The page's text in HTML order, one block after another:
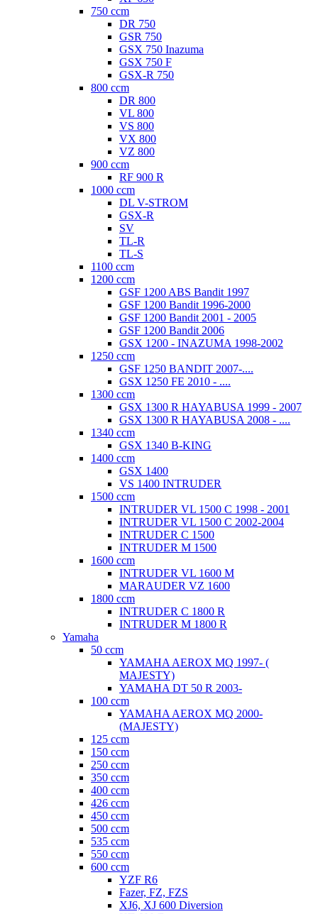
750 ccm
DR 750
GSR 750
GSX 750 Inazuma
GSX 750 F
GSX-R 750
800 ccm
DR 800
VL 800
VS 800
VX 800
VZ 800
900 ccm
RF 900 R
1000 ccm
DL V-STROM
GSX-R
SV
TL-R
TL-S
1100 ccm
1200 ccm
GSF 1200 ABS Bandit 1997
GSF 1200 Bandit 1996-2000
GSF 1200 Bandit 2001 - 2005
GSF 1200 Bandit 2006
GSX 1200 - INAZUMA 1998-2002
1250 ccm
GSF 1250 BANDIT 2007-....
GSX 1250 FE 2010 - ....
1300 ccm
GSX 1300 R HAYABUSA 1999 - 2007
GSX 1300 R HAYABUSA 2008 - ....
1340 ccm
GSX 1340 B-KING
1400 ccm
GSX 1400
VS 1400 INTRUDER
1500 ccm
INTRUDER VL 1500 C 1998 - 2001
INTRUDER VL 1500 C 2002-2004
INTRUDER C 1500
INTRUDER M 1500
1600 ccm
INTRUDER VL 1600 M
MARAUDER VZ 1600
1800 ccm
INTRUDER C 1800 R
INTRUDER M 1800 R
Yamaha
50 ccm
YAMAHA AEROX MQ 1997- (
MAJESTY)
YAMAHA DT 50 R 2003-
100 ccm
YAMAHA AEROX MQ 2000-
(MAJESTY)
125 ccm
150 ccm
250 ccm
350 ccm
400 ccm
426 ccm
450 ccm
500 ccm
535 ccm
550 ccm
600 ccm
YZF R6
Fazer, FZ, FZS
XJ6, XJ 600 Diversion